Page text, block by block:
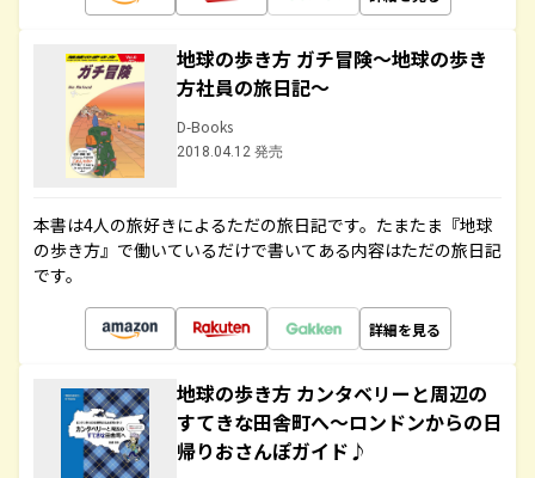
地球の歩き方 ガチ冒険～地球の歩き
方社員の旅日記～
D-Books
2018.04.12 発売
本書は4人の旅好きによるただの旅日記です。たまたま『地球
の歩き方』で働いているだけで書いてある内容はただの旅日記
です。
詳細を見る
地球の歩き方 カンタベリーと周辺の
すてきな田舎町へ～ロンドンからの日
帰りおさんぽガイド♪